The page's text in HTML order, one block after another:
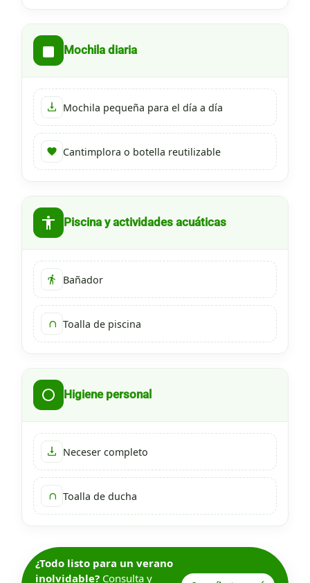
Mochila diaria
Mochila pequeña para el día a día
Cantimplora o botella reutilizable
Piscina y actividades acuáticas
Bañador
Toalla de piscina
Higiene personal
Neceser completo
Toalla de ducha
¿Todo listo para un verano
inolvidable? Consulta y